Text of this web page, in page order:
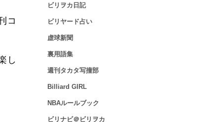
コ
し
ビリヲカ日記
ビリヤード占い
虚球新聞
裏用語集
週刊タカタ写撞部
Billiard GIRL
NBAルールブック
ビリナビ＠ビリヲカ